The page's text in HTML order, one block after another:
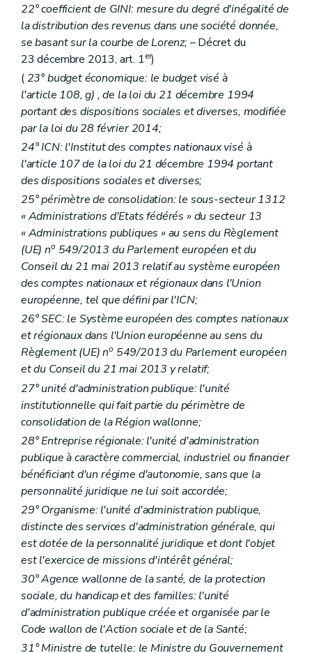
22° coefficient de GINI: mesure du degré d'inégalité de
la distribution des revenus dans une société donnée,
se basant sur la courbe de Lorenz;– Décret du
23 décembre 2013, art. 1er)
( 23° budget économique: le budget visé à
l'article 108,g) , de la loi du 21 décembre 1994
portant des dispositions sociales et diverses, modifiée
par la loi du 28 février 2014;
24° ICN: l'Institut des comptes nationaux visé à
l'article 107 de la loi du 21 décembre 1994 portant
des dispositions sociales et diverses;
25° périmètre de consolidation: le sous-secteur 1312
« Administrations d'Etats fédérés » du secteur 13
« Administrations publiques » au sens du Règlement
(UE) no 549/2013 du Parlement européen et du
Conseil du 21 mai 2013 relatif au système européen
des comptes nationaux et régionaux dans l'Union
européenne, tel que défini par l'ICN;
26° SEC: le Système européen des comptes nationaux
et régionaux dans l'Union européenne au sens du
Règlement (UE) no 549/2013 du Parlement européen
et du Conseil du 21 mai 2013 y relatif;
27° unité d'administration publique: l'unité
institutionnelle qui fait partie du périmètre de
consolidation de la Région wallonne;
28° Entreprise régionale: l'unité d'administration
publique à caractère commercial, industriel ou financier
bénéficiant d'un régime d'autonomie, sans que la
personnalité juridique ne lui soit accordée;
29° Organisme: l'unité d'administration publique,
distincte des services d'administration générale, qui
est dotée de la personnalité juridique et dont l'objet
est l'exercice de missions d'intérêt général;
30° Agence wallonne de la santé, de la protection
sociale, du handicap et des familles: l'unité
d'administration publique créée et organisée par le
Code wallon de l'Action sociale et de la Santé;
31° Ministre de tutelle: le Ministre du Gouvernement